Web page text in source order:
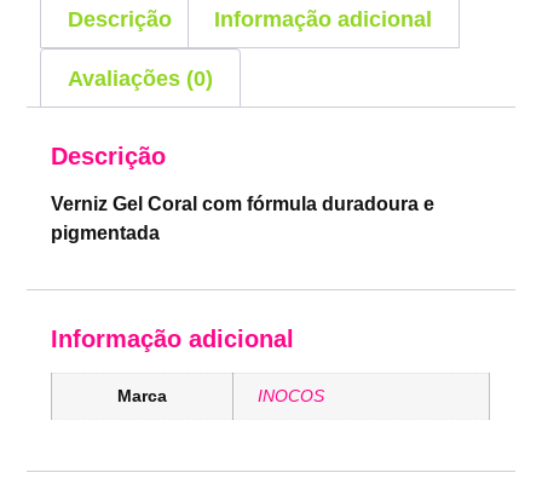
Descrição Informação adicional
Avaliações (0)
Descrição
Verniz Gel Coral com fórmula duradoura e
pigmentada
Informação adicional
Marca INOCOS